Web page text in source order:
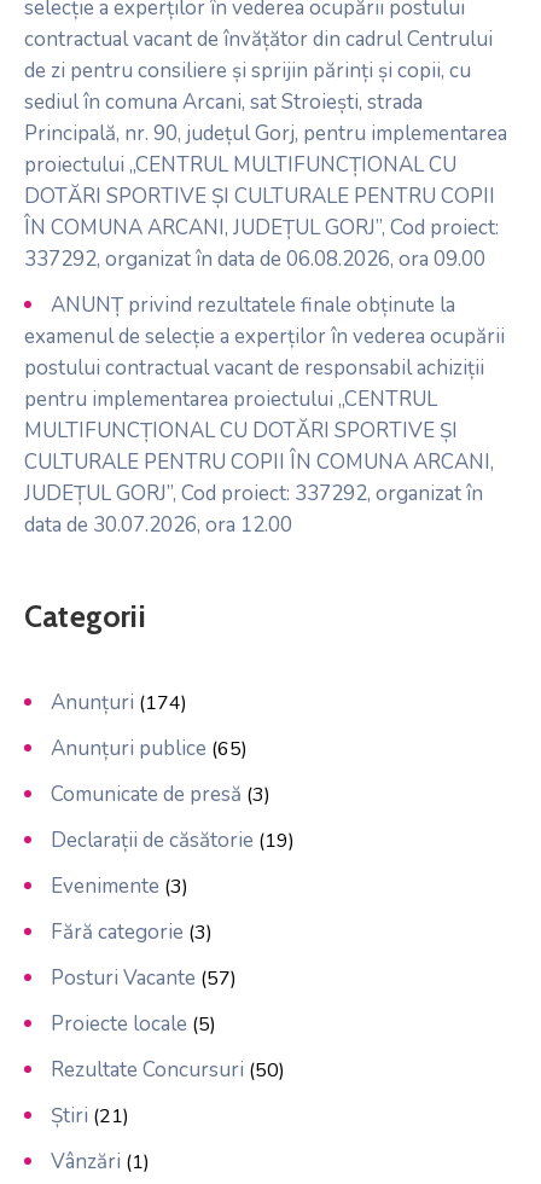
selecție a experților în vederea ocupării postului
contractual vacant de învățător din cadrul Centrului
de zi pentru consiliere și sprijin părinți și copii, cu
sediul în comuna Arcani, sat Stroiești, strada
Principală, nr. 90, județul Gorj, pentru implementarea
proiectului „CENTRUL MULTIFUNCȚIONAL CU
DOTĂRI SPORTIVE ȘI CULTURALE PENTRU COPII
ÎN COMUNA ARCANI, JUDEȚUL GORJ”, Cod proiect:
337292, organizat în data de 06.08.2026, ora 09.00
ANUNȚ privind rezultatele finale obținute la
examenul de selecție a experților în vederea ocupării
postului contractual vacant de responsabil achiziții
pentru implementarea proiectului „CENTRUL
MULTIFUNCȚIONAL CU DOTĂRI SPORTIVE ȘI
CULTURALE PENTRU COPII ÎN COMUNA ARCANI,
JUDEȚUL GORJ”, Cod proiect: 337292, organizat în
data de 30.07.2026, ora 12.00
Categorii
Anunțuri (174)
Anunțuri publice (65)
Comunicate de presă (3)
Declarații de căsătorie (19)
Evenimente (3)
Fără categorie (3)
Posturi Vacante (57)
Proiecte locale (5)
Rezultate Concursuri (50)
Știri (21)
Vânzări (1)